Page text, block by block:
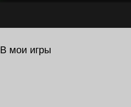
В мои игры